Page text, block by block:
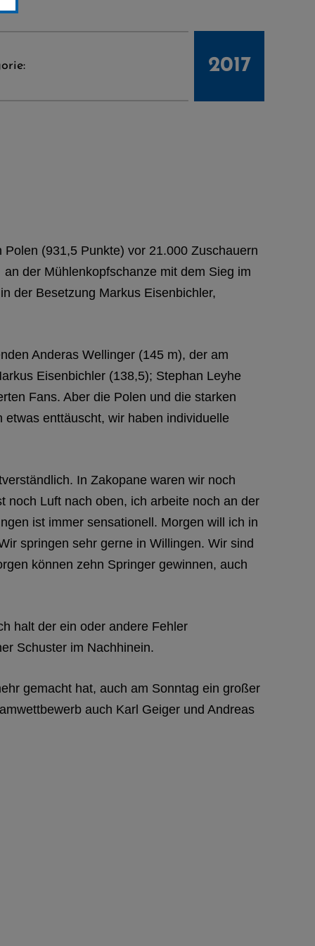
2017
(931,5 Punkte) vor 21.000 Zuschauern
der Mühlenkopfschanze mit dem Sieg im
der Besetzung Markus Eisenbichler,
Anderas Wellinger (145 m), der am
Eisenbichler (138,5); Stephan Leyhe
Fans. Aber die Polen und die starken
enttäuscht, wir haben individuelle
In Zakopane waren wir noch
noch Luft nach oben, ich arbeite noch an der
ist immer sensationell. Morgen will ich in
springen sehr gerne in Willingen. Wir sind
können zehn Springer gewinnen, auch
halt der ein oder andere Fehler
Schuster im Nachhinein.
gemacht hat, auch am Sonntag ein großer
auch Karl Geiger und Andreas